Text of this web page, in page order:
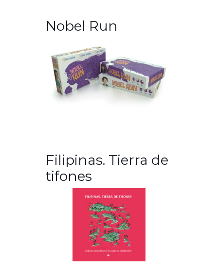
Nobel Run
Filipinas. Tierra de
tifones